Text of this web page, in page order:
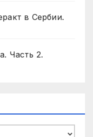
в Сербии.
Часть 2.